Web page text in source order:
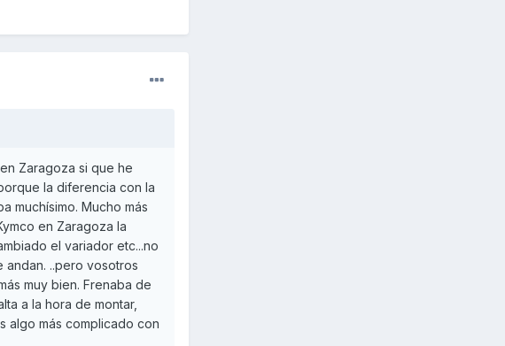
Zaragoza si que he
la diferencia con la
muchísimo. Mucho más
en Zaragoza la
el variador etc...no
..pero vosotros
muy bien. Frenaba de
a la hora de montar,
algo más complicado con